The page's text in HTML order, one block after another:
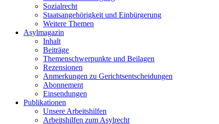
Sozialrecht
Staatsangehörigkeit und Einbürgerung
Weitere Themen
Asylmagazin
Inhalt
Beiträge
Themenschwerpunkte und Beilagen
Rezensionen
Anmerkungen zu Gerichtsentscheidungen
Abonnement
Einsendungen
Publikationen
Unsere Arbeitshilfen
Arbeitshilfen zum Asylrecht